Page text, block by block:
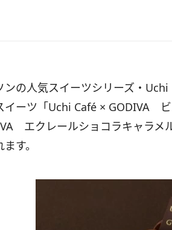
ンの人気スイーツシリーズ・
イーツ「Uchi Café × GODIVA
エクレールショコラキャラ
す。